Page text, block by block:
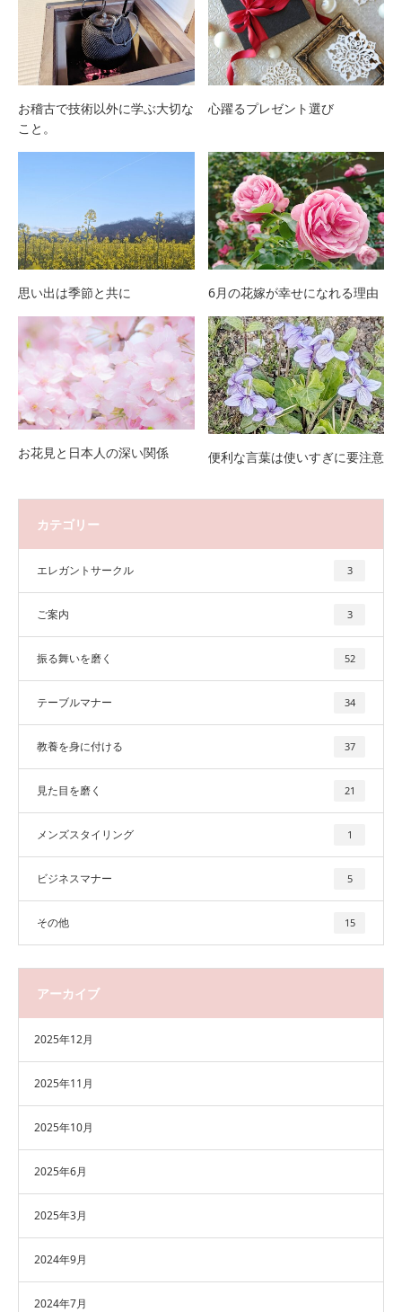
お稽古で技術以外に学ぶ大切な
こと。
心躍るプレゼント選び
思い出は季節と共に 6月の花嫁が幸せになれる理由
お花見と日本人の深い関係 便利な言葉は使いすぎに要注意
カテゴリー
エレガントサークル 3
ご案内 3
振る舞いを磨く 52
テーブルマナー 34
教養を身に付ける 37
見た目を磨く 21
メンズスタイリング 1
ビジネスマナー 5
その他 15
アーカイブ
2025年12月
2025年11月
2025年10月
2025年6月
2025年3月
2024年9月
2024年7月